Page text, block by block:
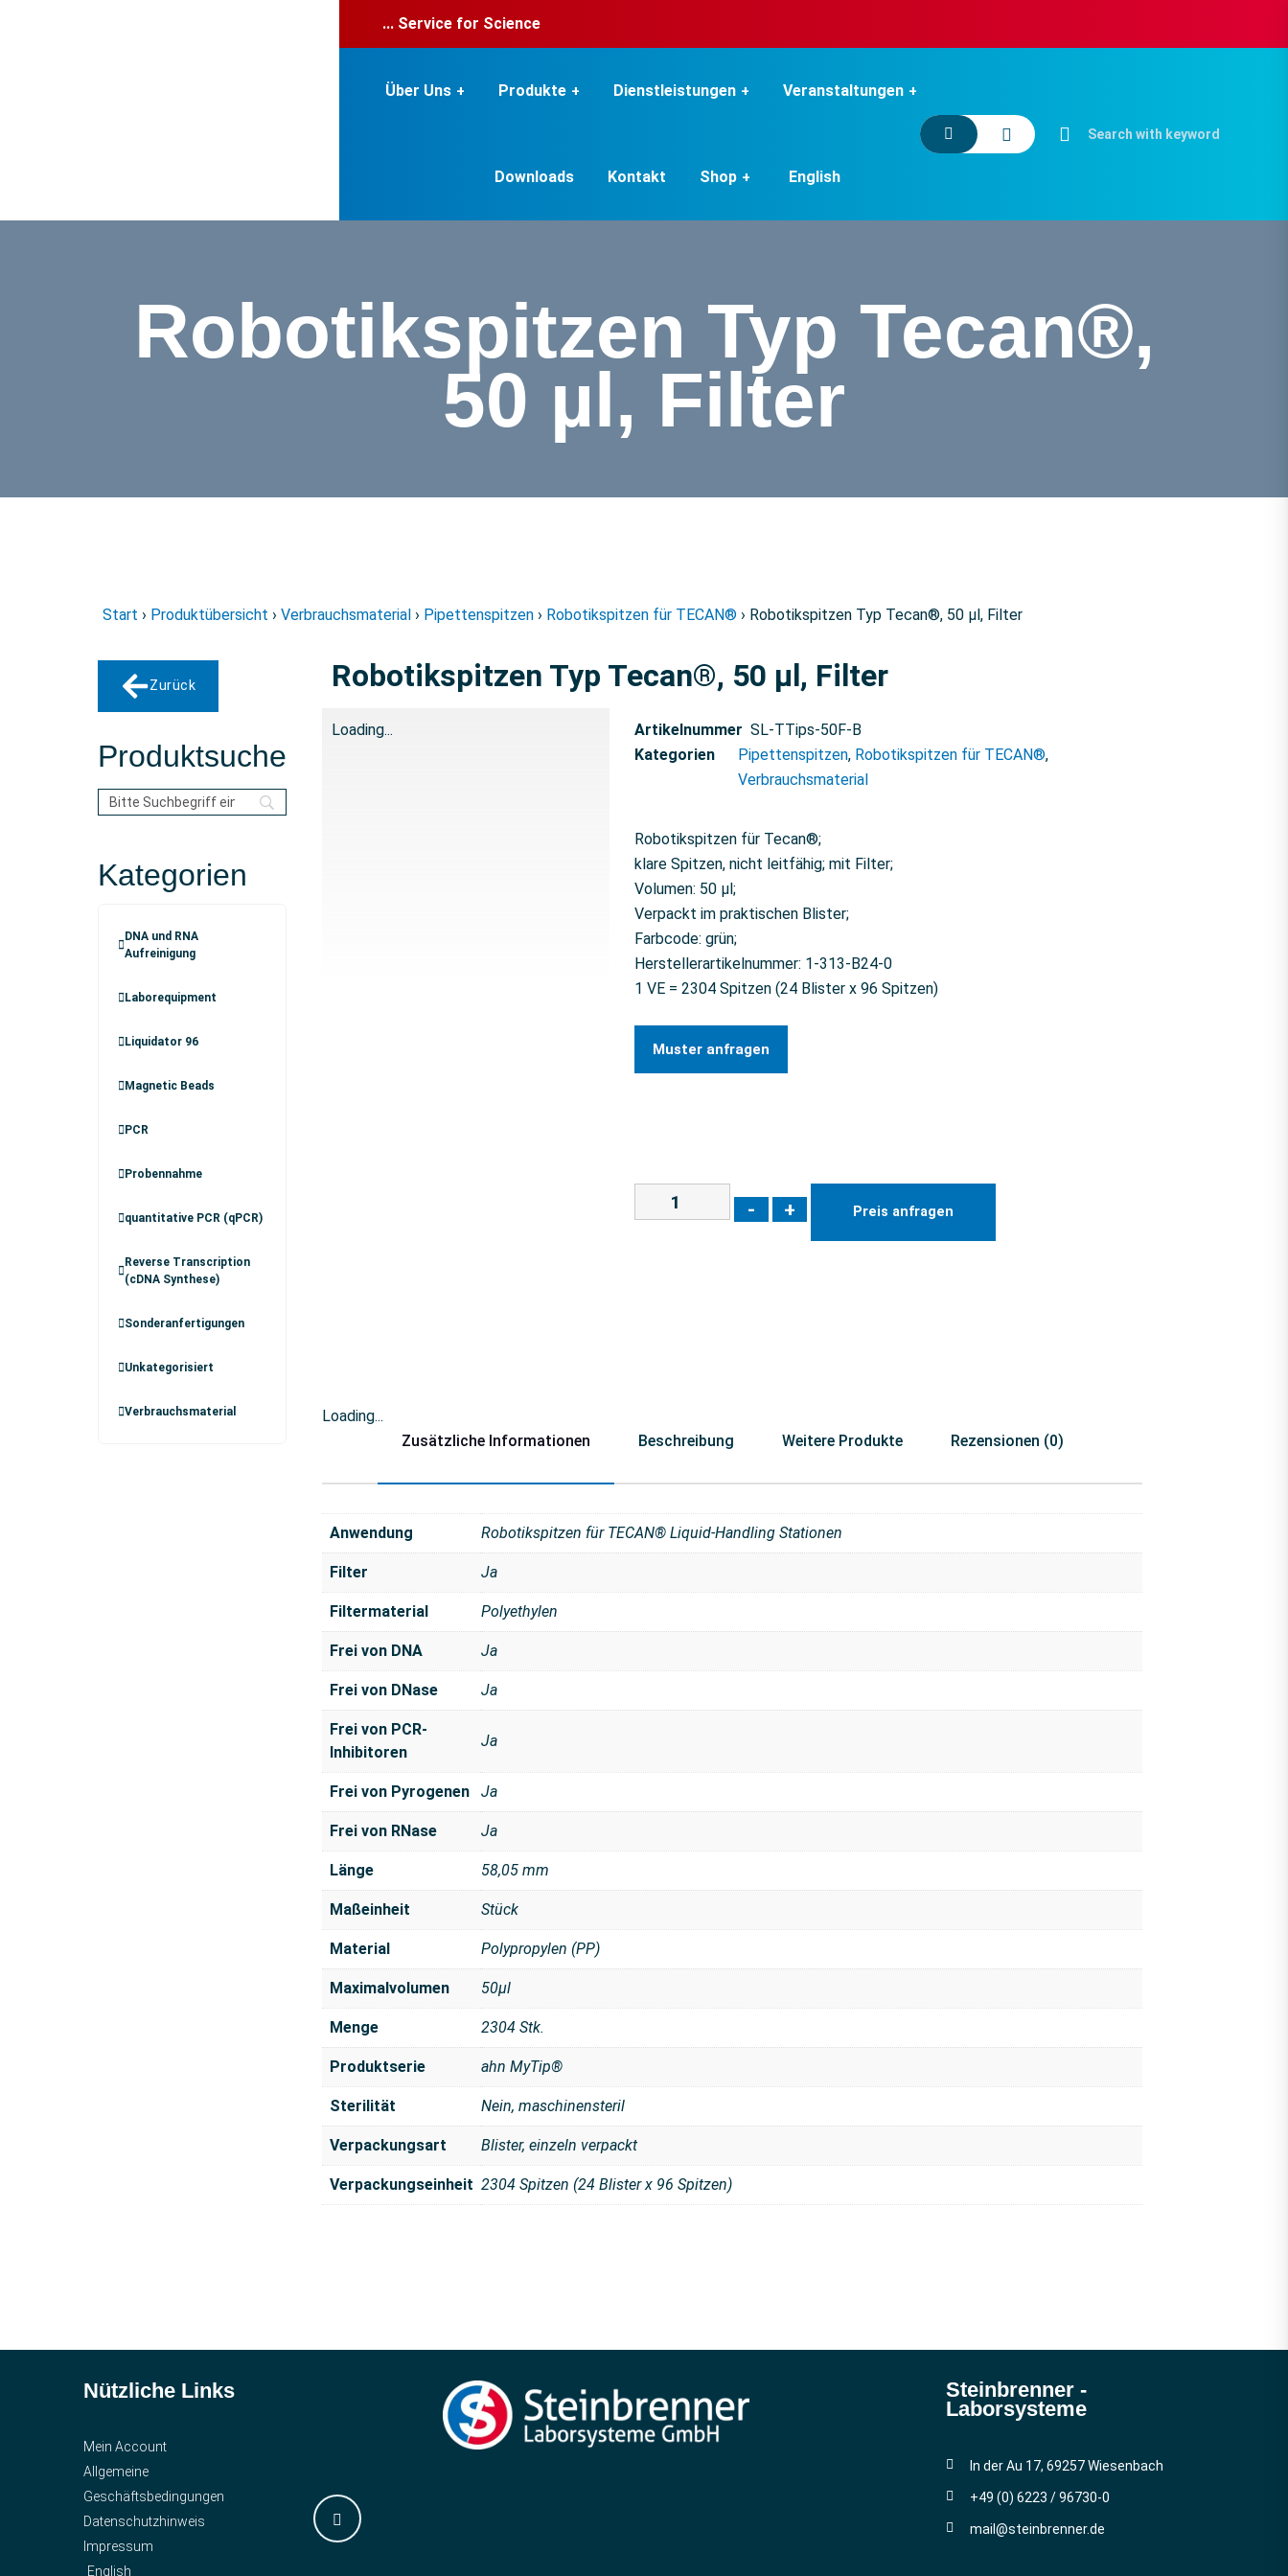
... Service for Science
Über Uns Produkte Dienstleistungen Veranstaltungen
Downloads Kontakt Shop English
Robotikspitzen Typ Tecan®,
50 µl, Filter
Start › Produktübersicht › Verbrauchsmaterial › Pipettenspitzen › Robotikspitzen für TECAN® › Robotikspitzen Typ Tecan®, 50 µl, Filter
Zurück
Produktsuche
Kategorien
DNA und RNA
Aufreinigung
Laborequipment
Liquidator 96
Magnetic Beads
PCR
Probennahme
quantitative PCR (qPCR)
Reverse Transcription
(cDNA Synthese)
Sonderanfertigungen
Unkategorisiert
Verbrauchsmaterial
Robotikspitzen Typ Tecan®, 50 µl, Filter
Loading... Artikelnummer SL-TTips-50F-B
Kategorien
Pipettenspitzen, Robotikspitzen für TECAN®,
Verbrauchsmaterial
Robotikspitzen für Tecan®;
klare Spitzen, nicht leitfähig; mit Filter;
Volumen: 50 µl;
Verpackt im praktischen Blister;
Farbcode: grün;
Herstellerartikelnummer: 1-313-B24-0
1 VE = 2304 Spitzen (24 Blister x 96 Spitzen)
Muster anfragen
- + Preis anfragen
Loading...
Zusätzliche Informationen
Beschreibung Weitere Produkte Rezensionen (0)
Anwendung Robotikspitzen für TECAN® Liquid-Handling Stationen
Filter Ja
Filtermaterial Polyethylen
Frei von DNA Ja
Frei von DNase Ja
Frei von PCR-
Inhibitoren
Ja
Frei von Pyrogenen Ja
Frei von RNase Ja
Länge 58,05 mm
Maßeinheit Stück
Material Polypropylen (PP)
Maximalvolumen 50μl
Menge 2304 Stk.
Produktserie ahn MyTip®
Sterilität Nein, maschinensteril
Verpackungsart Blister, einzeln verpackt
Verpackungseinheit 2304 Spitzen (24 Blister x 96 Spitzen)
Nützliche Links
Mein Account
Allgemeine
Geschäftsbedingungen
Datenschutzhinweis
Impressum
English
Steinbrenner ­
Laborsysteme
In der Au 17, 69257 Wiesenbach
+49 (0) 6223 / 96730-0
mail@steinbrenner.de